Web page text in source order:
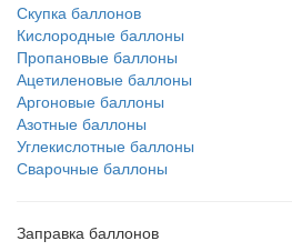
Скупка баллонов
Кислородные баллоны
Пропановые баллоны
Ацетиленовые баллоны
Аргоновые баллоны
Азотные баллоны
Углекислотные баллоны
Сварочные баллоны
Заправка баллонов